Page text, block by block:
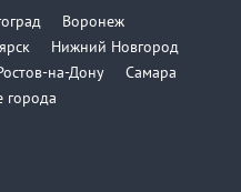
Воронеж
Нижний Новгород
на-Дону
Самара
города